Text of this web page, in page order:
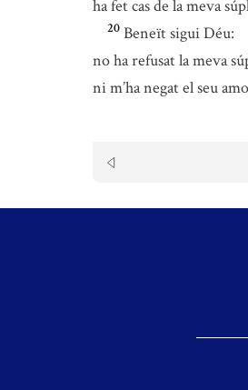
ha fet cas de la meva
20 Beneït sigui Déu:
no ha refusat la meva
ni m’ha negat el seu